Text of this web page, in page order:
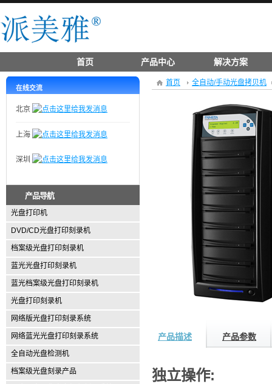
首页 产品中心 解决方案
在线交流
北京
上海
深圳
产品导航
光盘打印机
DVD/CD光盘打印刻录机
档案级光盘打印刻录机
蓝光光盘打印刻录机
蓝光档案级光盘打印刻录机
光盘打印刻录机
网络版光盘打印刻录系统
网络蓝光光盘打印刻录系统
全自动光盘检测机
档案级光盘刻录产品
首页 全自动/手动光盘拷贝机
产品描述 产品参数
独立操作: